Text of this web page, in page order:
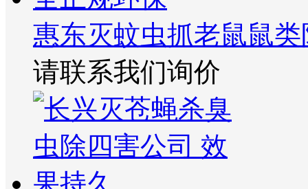
惠东灭蚊虫抓老鼠鼠
请联系我们询价